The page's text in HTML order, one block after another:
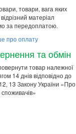
товари, вага яких
матеріал
за передоплатою.
про оплату
та обмін
товар належної
14 днів відповідно до
13 Закону України «Про